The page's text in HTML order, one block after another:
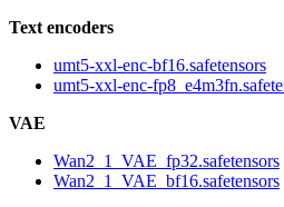
Text encoders
umt5-xxl-enc-bf16.safetensors
umt5-xxl-enc-
VAE
Wan2_1_VAE_fp32.safetensors
Wan2_1_VAE_bf16.safetensors